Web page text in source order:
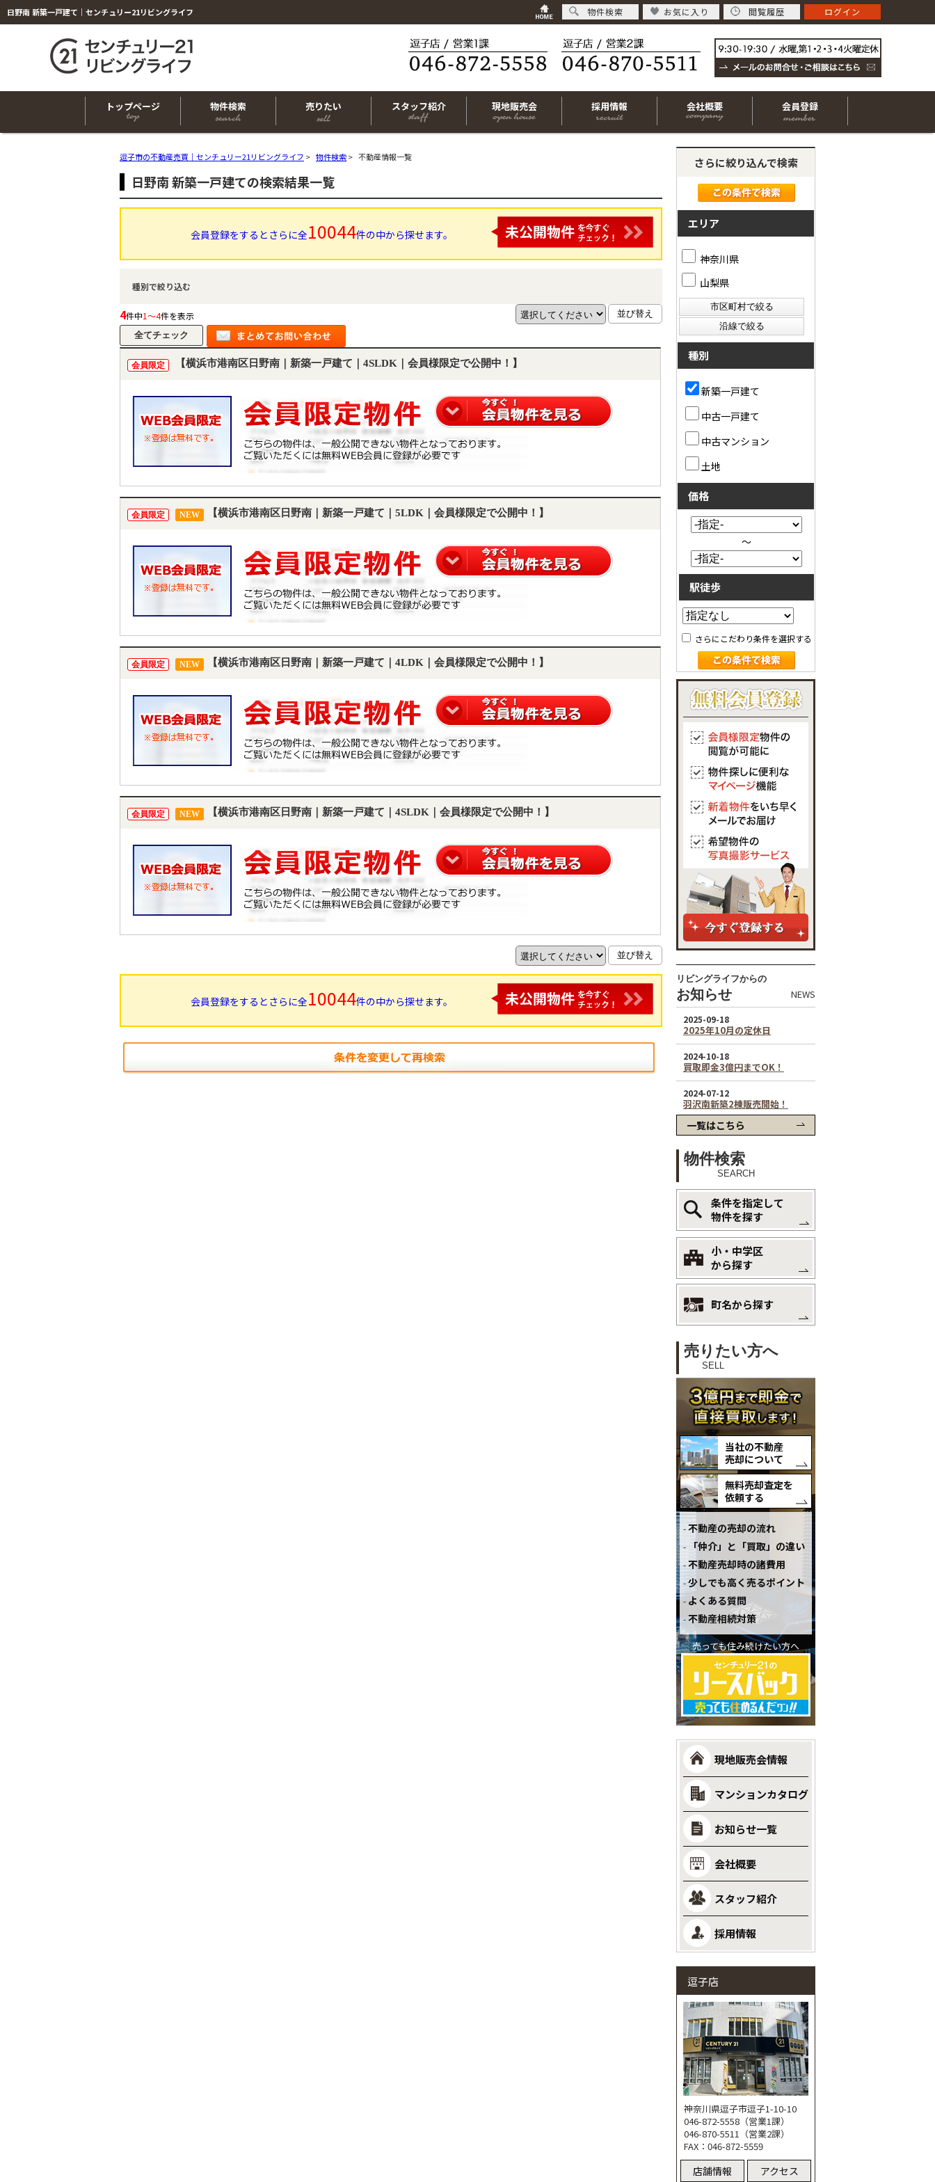
日野南 新築一戸建て｜センチュリー21リビングライフ
トップページ 物件検索 売りたい スタッフ紹介 現地販売会 採用情報 会社概要 会員登録
逗子市の不動産売買｜センチュリー21リビングライフ > 物件検索> 不動産情報一覧
日野南 新築一戸建ての検索結果一覧
会員登録をするとさらに全10044件の中から探せます。
種別で絞り込む
4件中1～4件を表示
会員限定 【横浜市港南区日野南｜新築一戸建て｜4SLDK｜会員様限定で公開中！】
会員限定 NEW 【横浜市港南区日野南｜新築一戸建て｜5LDK｜会員様限定で公開中！】
会員限定 NEW 【横浜市港南区日野南｜新築一戸建て｜4LDK｜会員様限定で公開中！】
会員限定 NEW 【横浜市港南区日野南｜新築一戸建て｜4SLDK｜会員様限定で公開中！】
会員登録をするとさらに全10044件の中から探せます。
さらに絞り込んで検索
エリア
神奈川県
山梨県
種別
新築一戸建て
中古一戸建て
中古マンション
土地
価格
～
駅徒歩
さらにこだわり条件を選択する
リビングライフからの
お知らせ NEWS
一覧はこちら
物件検索
SEARCH
条件を指定して
物件を探す
小・中学区
から探す
町名から探す
売りたい方へ
SELL
当社の不動産
売却について
無料売却査定を
依頼する
不動産の売却の流れ
「仲介」と「買取」の違い
不動産売却時の諸費用
少しでも高く売るポイント
よくある質問
不動産相続対策
売っても住み続けたい方へ
現地販売会情報
マンションカタログ
お知らせ一覧
会社概要
スタッフ紹介
採用情報
逗子店
神奈川県逗子市逗子1-10-10
046-872-5558（営業1課）
046-870-5511（営業2課）
FAX：046-872-5559
店舗情報 アクセス
物件検索 お気に入り 閲覧履歴 ログイン